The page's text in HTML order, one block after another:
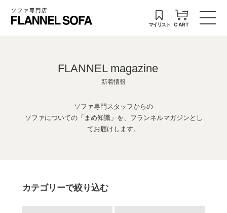
ソファ専門店
マイリスト CART
FLANNEL magazine
新着情報
ソファ専門スタッフからの
ソファについての「まめ知識」を、フランネルマガジンとし
てお届けします。
カテゴリーで絞り込む